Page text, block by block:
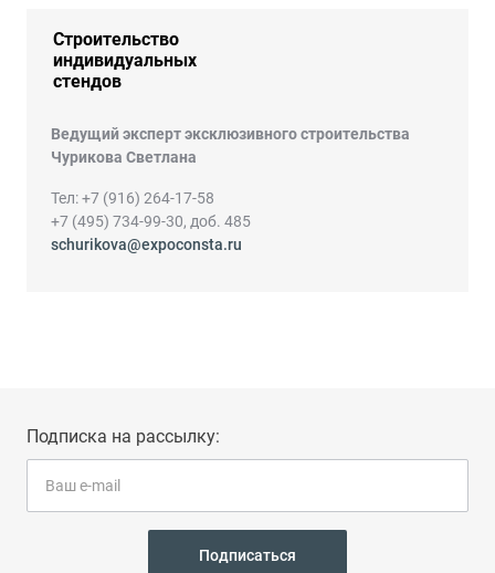
Строительство
индивидуальных
стендов
Ведущий эксперт эксклюзивного строительства
Чурикова Светлана
Тел: +7 (916) 264-17-58
+7 (495) 734-99-30, доб. 485
schurikova@expoconsta.ru
Подписка на рассылку:
Подписаться